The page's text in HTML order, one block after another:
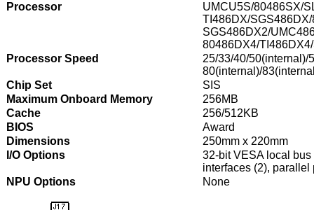
Processor
UMCU5S/80486SX/
TI486DX/
SGS486DX2/
80486DX4/
Processor Speed
25/33/40/50(internal)/
80(internal)/
Chip Set
SIS
Maximum Onboard Memory
256MB
Cache
256/512KB
BIOS
Award
Dimensions
250mm x 220mm
I/O Options
32-bit VESA local
interfaces (2), parallel
NPU Options
None